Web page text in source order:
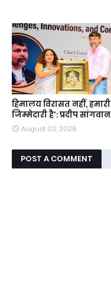
हिमालय विरासत नहीं, हमारी
जिम्मेदारी है': प्रदीप सांगवान
August 02, 2026
POST A COMMENT